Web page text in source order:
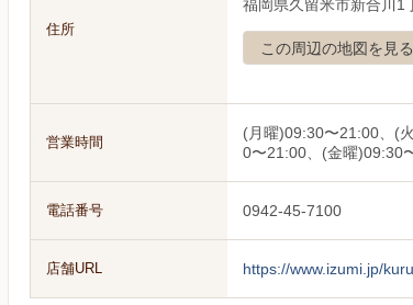
住所
福岡県久留米市新合川1
この周辺の地図を見る
営業時間
(月曜)09:30〜21:00、(
0〜21:00、(金曜)09:30
電話番号 0942-45-7100
店舗URL https://www.izumi.jp/